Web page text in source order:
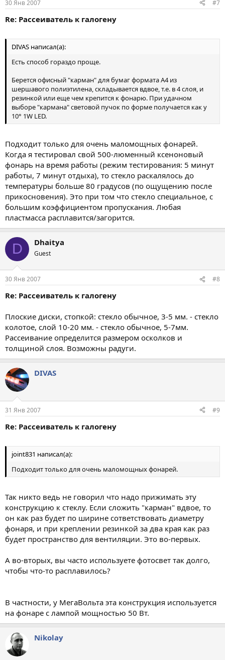
30 Янв 2007 #7
Re: Рассеиватель к галогену
DIVAS написал(а):
Есть способ гораздо проще.
Берется офисный "карман" для бумаг формата А4 из
шершавого полиэтилена, складывается вдвое, т.е. в 4 слоя, и
резинкой или еще чем крепится к фонарю. При удачном
выборе "кармана" световой пучок по форме получается как у
10° 1W LED.
Подходит только для очень маломощных фонарей.
Когда я тестировал свой 500-люменный ксеноновый
фонарь на время работы (режим тестирования: 5 минут
работы, 7 минут отдыха), то стекло раскалялось до
температуры больше 80 градусов (по ощущению после
прикосновения). Это при том что стекло специальное, с
большим коэффициентом пропускания. Любая
пластмасса расплавится/загорится.
D Dhaitya
Guest
30 Янв 2007 #8
Re: Рассеиватель к галогену
Плоские диски, стопкой: стекло обычное, 3-5 мм. - стекло
колотое, слой 10-20 мм. - стекло обычное, 5-7мм.
Рассеивание определится размером осколков и
толщиной слоя. Возможны радуги.
DIVAS
31 Янв 2007 #9
Re: Рассеиватель к галогену
joint831 написал(а):
Подходит только для очень маломощных фонарей.
Так никто ведь не говорил что надо прижимать эту
конструкцию к стеклу. Если сложить "карман" вдвое, то
он как раз будет по ширине сответствовать диаметру
фонаря, и при креплении резинкой за два края как раз
будет пространство для вентиляции. Это во-первых.
А во-вторых, вы часто используете фотосвет так долго,
чтобы что-то расплавилось?
В частности, у МегаВольта эта конструкция используется
на фонаре с лампой мощностью 50 Вт.
Nikolay